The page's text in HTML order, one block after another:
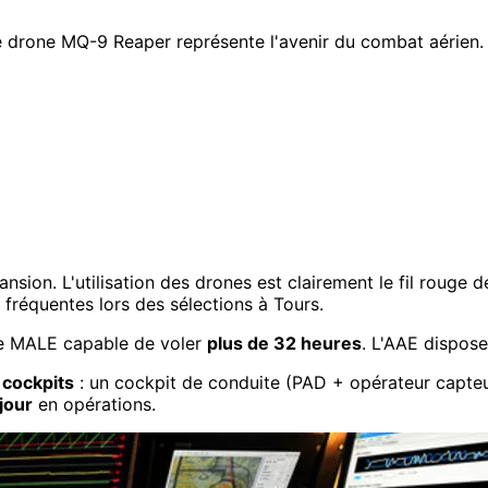
MQ-9 Reaper représente l'avenir du combat aérien.
L'utilisation des drones est clairement le fil rouge
lors des sélections à Tours.
MALE capable de voler plus de 32 heures. L'AAE
: un cockpit de conduite (PAD + opérateur
en opérations.